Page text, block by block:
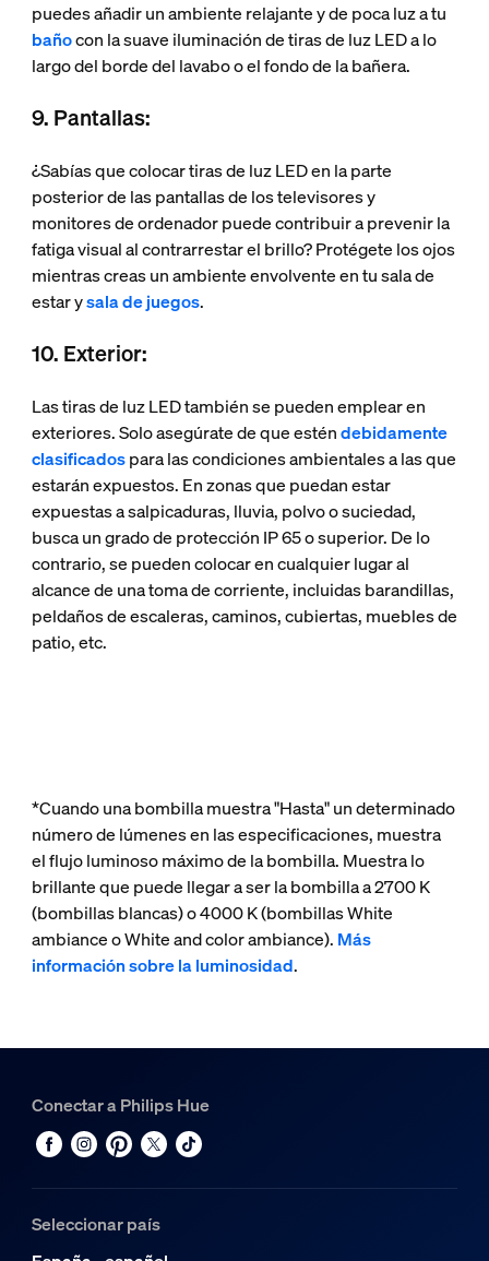
puedes añadir un ambiente relajante y de poca luz a tu
bañocon la suave iluminación de tiras de luz LED a lo
largo del borde del lavabo o el fondo de la bañera.
9. Pantallas:
¿Sabías que colocar tiras de luz LED en la parte
posterior de las pantallas de los televisores y
monitores de ordenador puede contribuir a prevenir la
fatiga visual al contrarrestar el brillo? Protégete los ojos
mientras creas un ambiente envolvente en tu sala de
estar ysala de juegos.
10. Exterior:
Las tiras de luz LED también se pueden emplear en
exteriores. Solo asegúrate de que esténdebidamente
clasificadospara las condiciones ambientales a las que
estarán expuestos. En zonas que puedan estar
expuestas a salpicaduras, lluvia, polvo o suciedad,
busca un grado de protección IP 65 o superior. De lo
contrario, se pueden colocar en cualquier lugar al
alcance de una toma de corriente, incluidas barandillas,
peldaños de escaleras, caminos, cubiertas, muebles de
patio, etc.
*Cuando una bombilla muestra "Hasta" un determinado
número de lúmenes en las especificaciones, muestra
el flujo luminoso máximo de la bombilla. Muestra lo
brillante que puede llegar a ser la bombilla a 2700 K
(bombillas blancas) o 4000 K (bombillas White
ambiance o White and color ambiance). Más
información sobre la luminosidad.
Conectar a Philips Hue
Seleccionar país